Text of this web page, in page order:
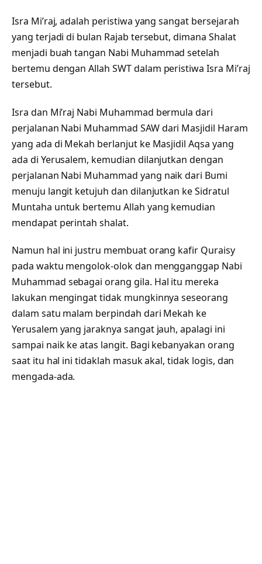
Isra Mi’raj, adalah peristiwa yang sangat bersejarah
yang terjadi di bulan Rajab tersebut, dimana Shalat
menjadi buah tangan Nabi Muhammad setelah
bertemu dengan Allah SWT dalam peristiwa Isra Mi’raj
tersebut.
Isra dan Mi’raj Nabi Muhammad bermula dari
perjalanan Nabi Muhammad SAW dari Masjidil Haram
yang ada di Mekah berlanjut ke Masjidil Aqsa yang
ada di Yerusalem, kemudian dilanjutkan dengan
perjalanan Nabi Muhammad yang naik dari Bumi
menuju langit ketujuh dan dilanjutkan ke Sidratul
Muntaha untuk bertemu Allah yang kemudian
mendapat perintah shalat.
Namun hal ini justru membuat orang kafir Quraisy
pada waktu mengolok-olok dan mengganggap Nabi
Muhammad sebagai orang gila. Hal itu mereka
lakukan mengingat tidak mungkinnya seseorang
dalam satu malam berpindah dari Mekah ke
Yerusalem yang jaraknya sangat jauh, apalagi ini
sampai naik ke atas langit. Bagi kebanyakan orang
saat itu hal ini tidaklah masuk akal, tidak logis, dan
mengada-ada.